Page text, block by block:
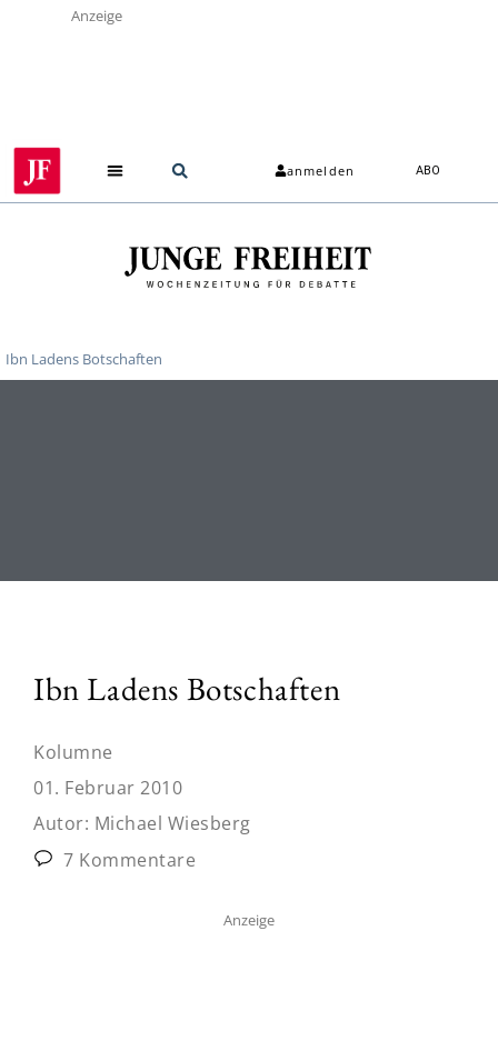
Anzeige
anmelden ABO
Ibn Ladens Botschaften
Ibn Ladens Botschaften
Kolumne
01. Februar 2010
Autor: Michael Wiesberg
7 Kommentare
Anzeige